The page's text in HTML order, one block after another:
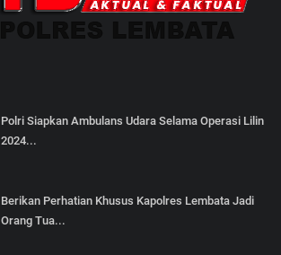
Polri Siapkan Ambulans Udara Selama Operasi Lilin
2024...
Berikan Perhatian Khusus Kapolres Lembata Jadi
Orang Tua...